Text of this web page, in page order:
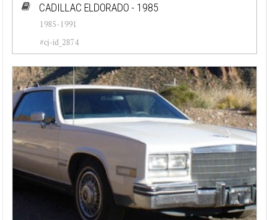
CADILLAC ELDORADO - 1985
1985-1991
#cj-id_2874